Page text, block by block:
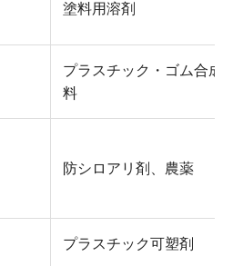
塗料用溶剤
プラスチック・ゴム合成
料
防シロアリ剤、農薬
プラスチック可塑剤